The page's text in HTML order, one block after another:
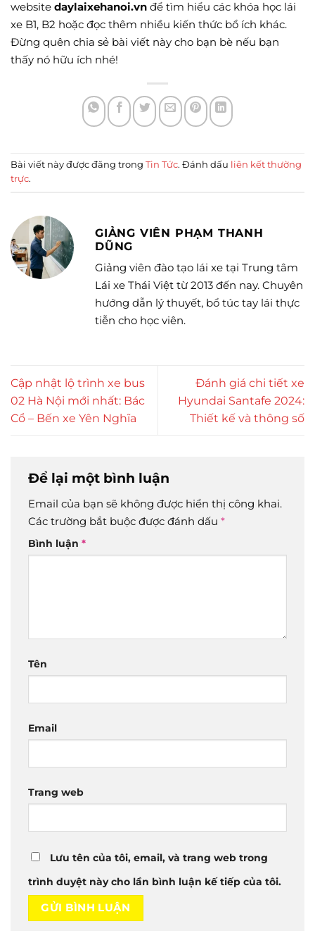
website daylaixehanoi.vn để tìm hiểu các khóa học lái
xe B1, B2 hoặc đọc thêm nhiều kiến thức bổ ích khác.
Đừng quên chia sẻ bài viết này cho bạn bè nếu bạn
thấy nó hữu ích nhé!
Bài viết này được đăng trong Tin Tức. Đánh dấu liên kết thường
trực.
GIẢNG VIÊN PHẠM THANH
DŨNG
Giảng viên đào tạo lái xe tại Trung tâm
Lái xe Thái Việt từ 2013 đến nay. Chuyên
hướng dẫn lý thuyết, bổ túc tay lái thực
tiễn cho học viên.
Cập nhật lộ trình xe bus
02 Hà Nội mới nhất: Bác
Cổ – Bến xe Yên Nghĩa
Đánh giá chi tiết xe
Hyundai Santafe 2024:
Thiết kế và thông số
Để lại một bình luận
Email của bạn sẽ không được hiển thị công khai.
Các trường bắt buộc được đánh dấu *
Bình luận *
Tên
Email
Trang web
Lưu tên của tôi, email, và trang web trong
trình duyệt này cho lần bình luận kế tiếp của tôi.